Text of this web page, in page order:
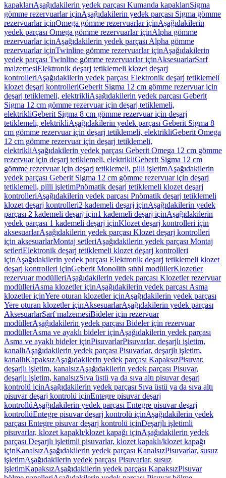
kapaklarıAşağıdakilerin yedek parçası Kumanda kapaklarıSigma
gömme rezervuarlar içinAşağıdakilerin yedek parçası Sigma gömme
rezervuarlar içinOmega gömme rezervuarlar içinAşağıdakilerin
yedek parçası Omega gömme rezervuarlar içinAlpha gömme
rezervuarlar içinAşağıdakilerin yedek parçası Alpha gömme
rezervuarlar içinTwinline gömme rezervuarlar içinAşağıdakilerin
yedek parçası Twinline gömme rezervuarlar içinAksesuarlarSarf
malzemesiElektronik deşarj tetiklemeli klozet deşarj
kontrolleriAşağıdakilerin yedek parçası Elektronik deşarj tetiklemeli
klozet deşarj kontrolleriGeberit Sigma 12 cm gömme rezervuar için
deşarj tetiklemeli, elektrikliAşağıdakilerin yedek parçası Geberit
Sigma 12 cm gömme rezervuar için deşarj tetiklemeli,
elektrikliGeberit Sigma 8 cm gömme rezervuar için deşarj
tetiklemeli, elektrikliAşağıdakilerin yedek parçası Geberit Sigma 8
cm gömme rezervuar için deşarj tetiklemeli, elektrikliGeberit Omega
12 cm gömme rezervuar için deşarj tetiklemeli,
elektrikliAşağıdakilerin yedek parçası Geberit Omega 12 cm gömme
rezervuar için deşarj tetiklemeli, elektrikliGeberit Sigma 12 cm
gömme rezervuar için deşarj tetiklemeli, pilli işletimAşağıdakilerin
yedek parçası Geberit Sigma 12 cm gömme rezervuar için deşarj
tetiklemeli, pilli işletimPnömatik deşarj tetiklemeli klozet deşarj
kontrolleriAşağıdakilerin yedek parçası Pnömatik deşarj tetiklemeli
klozet deşarj kontrolleri2 kademeli deşarj içinAşağıdakilerin yedek
parçası 2 kademeli deşarj için1 kademeli deşarj içinAşağıdakilerin
yedek parçası 1 kademeli deşarj içinKlozet deşarj kontrolleri için
aksesuarlarAşağıdakilerin yedek parçası Klozet deşarj kontrolleri
için aksesuarlarMontaj setleriAşağıdakilerin yedek parçası Montaj
setleriElektronik deşarj tetiklemeli klozet deşarj kontrolleri
içinAşağıdakilerin yedek parçası Elektronik deşarj tetiklemeli klozet
deşarj kontrolleri içinGeberit Monolith sıhhi modüllerKlozetler
rezervuar modülleriAşağıdakilerin yedek parçası Klozetler rezervuar
modülleriAsma klozetler içinAşağıdakilerin yedek parçası Asma
klozetler içinYere oturan klozetler içinAşağıdakilerin yedek parçası
Yere oturan klozetler içinAksesuarlarAşağıdakilerin yedek parçası
AksesuarlarSarf malzemesiBideler için rezervuar
modüllerAşağıdakilerin yedek parçası Bideler için rezervuar
modüllerAsma ve ayaklı bideler içinAşağıdakilerin yedek parçası
Asma ve ayaklı bideler içinPisuvarlarPisuvarlar, deşarjlı işletim,
kanallıAşağıdakilerin yedek parçası Pisuvarlar, deşarjlı işletim,
kanallıKapaksızAşağıdakilerin yedek parçası KapaksızPisuvar,
deşarjlı işletim, kanalsızAşağıdakilerin yedek parçası Pisuvar,
deşarjlı işletim, kanalsızSıva üstü ya da sıva altı pisuvar deşarj
kontrolü içinAşağıdakilerin yedek parçası Sıva üstü ya da sıva altı
pisuvar deşarj kontrolü içinEntegre pisuvar deşarj
kontrollüAşağıdakilerin yedek parçası Entegre pisuvar deşarj
kontrollüEntegre pisuvar deşarj kontrolü içinAşağıdakilerin yedek
parçası Entegre pisuvar deşarj kontrolü içinDeşarjlı işletimli
pisuvarlar, klozet kapaklı/klozet kapağı içinAşağıdakilerin yedek
parçası Deşarjlı işletimli pisuvarlar, klozet kapaklı/klozet kapağı
içinKanalsızAşağıdakilerin yedek parçası KanalsızPisuvarlar, susuz
işletimAşağıdakilerin yedek parçası Pisuvarlar, susuz
işletimKapaksızAşağıdakilerin yedek parçası KapaksızPisuvar